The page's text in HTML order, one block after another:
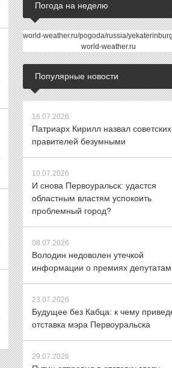
Погода на неделю
world-weather.ru
Популярные новости
16.07.2026
Патриарх Кирилл назвал советских
правителей безумными
10.07.2026
И снова Первоуральск: удастся
областным властям успокоить
проблемный город?
08.07.2026
Володин недоволен утечкой
информации о премиях депутатам
23.07.2026
Будущее без Кабца: к чему
отставка мэра Первоуральска
29.07.2026